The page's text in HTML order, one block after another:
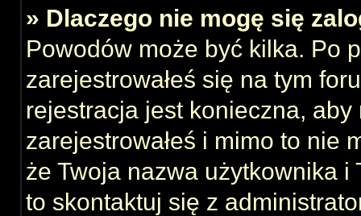
» Dlaczego nie mogę się
Powodów może być kilka. Po
zarejestrowałeś się na tym
rejestracja jest konieczna,
zarejestrowałeś i mimo to nie
że Twoja nazwa użytkownika i
to skontaktuj się z